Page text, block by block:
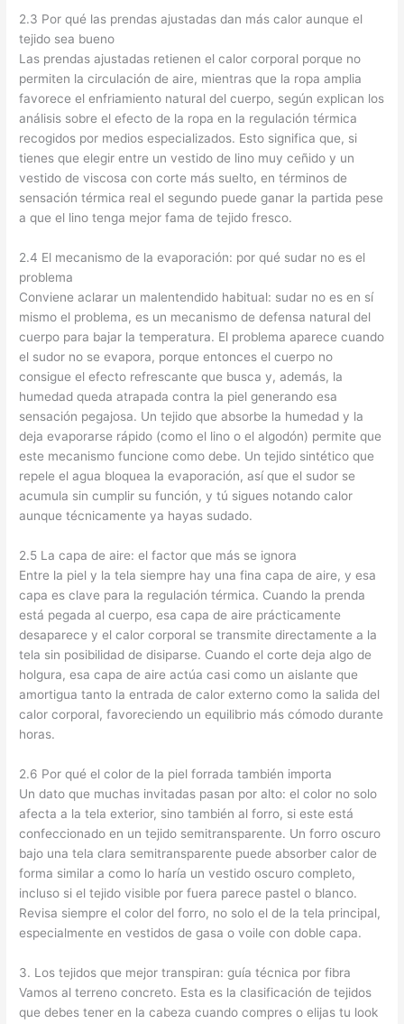
2.3 Por qué las prendas ajustadas dan más calor aunque el
tejido sea bueno
Las prendas ajustadas retienen el calor corporal porque no
permiten la circulación de aire, mientras que la ropa amplia
favorece el enfriamiento natural del cuerpo, según explican los
análisis sobre el efecto de la ropa en la regulación térmica
recogidos por medios especializados. Esto significa que, si
tienes que elegir entre un vestido de lino muy ceñido y un
vestido de viscosa con corte más suelto, en términos de
sensación térmica real el segundo puede ganar la partida pese
a que el lino tenga mejor fama de tejido fresco.
2.4 El mecanismo de la evaporación: por qué sudar no es el
problema
Conviene aclarar un malentendido habitual: sudar no es en sí
mismo el problema, es un mecanismo de defensa natural del
cuerpo para bajar la temperatura. El problema aparece cuando
el sudor no se evapora, porque entonces el cuerpo no
consigue el efecto refrescante que busca y, además, la
humedad queda atrapada contra la piel generando esa
sensación pegajosa. Un tejido que absorbe la humedad y la
deja evaporarse rápido (como el lino o el algodón) permite que
este mecanismo funcione como debe. Un tejido sintético que
repele el agua bloquea la evaporación, así que el sudor se
acumula sin cumplir su función, y tú sigues notando calor
aunque técnicamente ya hayas sudado.
2.5 La capa de aire: el factor que más se ignora
Entre la piel y la tela siempre hay una fina capa de aire, y esa
capa es clave para la regulación térmica. Cuando la prenda
está pegada al cuerpo, esa capa de aire prácticamente
desaparece y el calor corporal se transmite directamente a la
tela sin posibilidad de disiparse. Cuando el corte deja algo de
holgura, esa capa de aire actúa casi como un aislante que
amortigua tanto la entrada de calor externo como la salida del
calor corporal, favoreciendo un equilibrio más cómodo durante
horas.
2.6 Por qué el color de la piel forrada también importa
Un dato que muchas invitadas pasan por alto: el color no solo
afecta a la tela exterior, sino también al forro, si este está
confeccionado en un tejido semitransparente. Un forro oscuro
bajo una tela clara semitransparente puede absorber calor de
forma similar a como lo haría un vestido oscuro completo,
incluso si el tejido visible por fuera parece pastel o blanco.
Revisa siempre el color del forro, no solo el de la tela principal,
especialmente en vestidos de gasa o voile con doble capa.
3. Los tejidos que mejor transpiran: guía técnica por fibra
Vamos al terreno concreto. Esta es la clasificación de tejidos
que debes tener en la cabeza cuando compres o elijas tu look